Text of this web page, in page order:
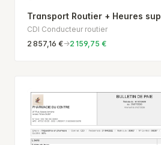
Transport Routier + Heures sup
CDI Conducteur routier
2 857,16 €→2 159,75 €